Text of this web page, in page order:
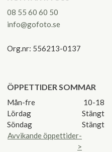
08 55 60 60 50
info@gofoto.se
Org.nr: 556213-0137
ÖPPETTIDER SOMMAR
Mån-fre
10-18
Lördag
Stängt
Söndag
Stängt
Avvikande öppettider-
>